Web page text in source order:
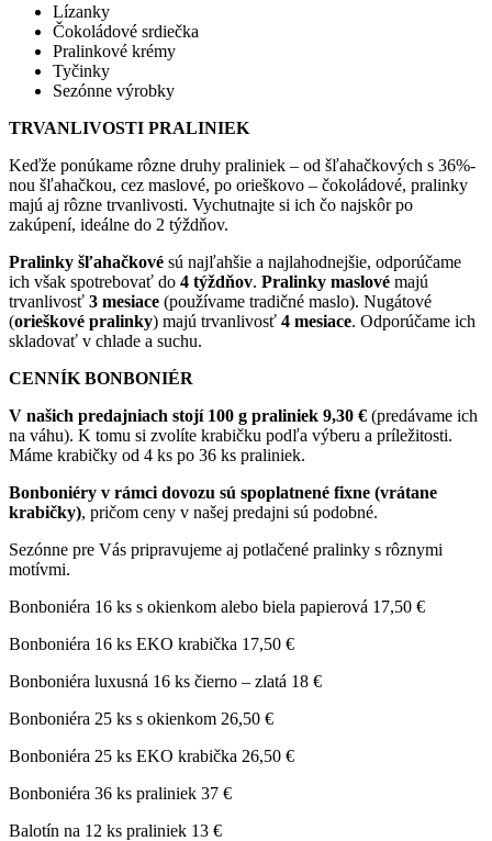
Lízanky
Čokoládové srdiečka
Pralinkové krémy
Tyčinky
Sezónne výrobky
TRVANLIVOSTI PRALINIEK
Keďže ponúkame rôzne druhy praliniek – od šľahačkových s 36%-
nou šľahačkou, cez maslové, po orieškovo – čokoládové, pralinky
majú aj rôzne trvanlivosti. Vychutnajte si ich čo najskôr po
zakúpení, ideálne do 2 týždňov.
Pralinky šľahačkové sú najľahšie a najlahodnejšie, odporúčame
ich však spotrebovať do 4 týždňov. Pralinky maslové majú
trvanlivosť 3 mesiace (používame tradičné maslo). Nugátové
(orieškové pralinky) majú trvanlivosť 4 mesiace. Odporúčame ich
skladovať v chlade a suchu.
CENNÍK BONBONIÉR
V našich predajniach stojí 100 g praliniek 9,30 € (predávame ich
na váhu). K tomu si zvolíte krabičku podľa výberu a príležitosti.
Máme krabičky od 4 ks po 36 ks praliniek.
Bonboniéry v rámci dovozu sú spoplatnené fixne (vrátane
krabičky), pričom ceny v našej predajni sú podobné.
Sezónne pre Vás pripravujeme aj potlačené pralinky s rôznymi
motívmi.
Bonboniéra 16 ks s okienkom alebo biela papierová 17,50 €
Bonboniéra 16 ks EKO krabička 17,50 €
Bonboniéra luxusná 16 ks čierno – zlatá 18 €
Bonboniéra 25 ks s okienkom 26,50 €
Bonboniéra 25 ks EKO krabička 26,50 €
Bonboniéra 36 ks praliniek 37 €
Balotín na 12 ks praliniek 13 €